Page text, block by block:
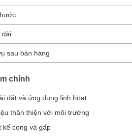
dài
sau bán hàng
chính
đặt và ứng dụng linh hoạt
thân thiện với môi trường
kế cong và gấp